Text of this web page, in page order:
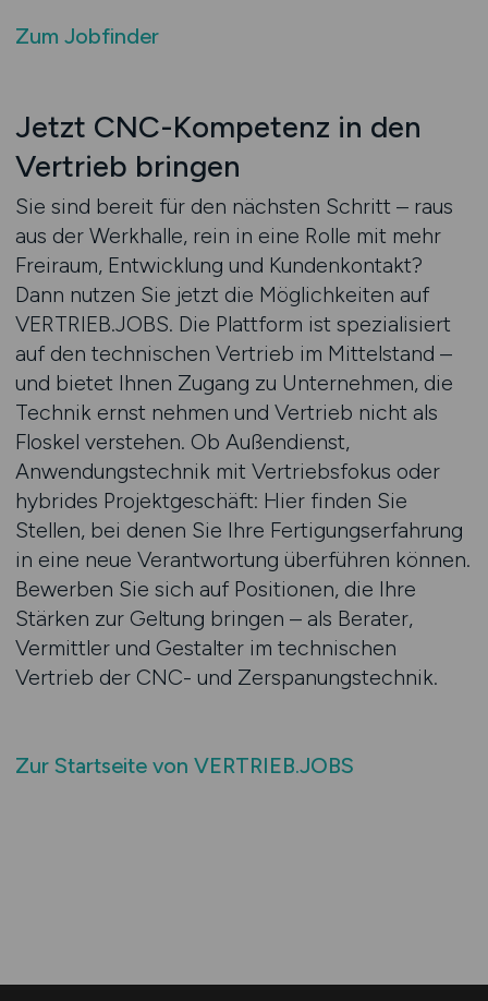
Zum Jobfinder
Jetzt CNC-Kompetenz in den
Vertrieb bringen
Sie sind bereit für den nächsten Schritt – raus
aus der Werkhalle, rein in eine Rolle mit mehr
Freiraum, Entwicklung und Kundenkontakt?
Dann nutzen Sie jetzt die Möglichkeiten auf
VERTRIEB.JOBS. Die Plattform ist spezialisiert
auf den technischen Vertrieb im Mittelstand –
und bietet Ihnen Zugang zu Unternehmen, die
Technik ernst nehmen und Vertrieb nicht als
Floskel verstehen. Ob Außendienst,
Anwendungstechnik mit Vertriebsfokus oder
hybrides Projektgeschäft: Hier finden Sie
Stellen, bei denen Sie Ihre Fertigungserfahrung
in eine neue Verantwortung überführen können.
Bewerben Sie sich auf Positionen, die Ihre
Stärken zur Geltung bringen – als Berater,
Vermittler und Gestalter im technischen
Vertrieb der CNC- und Zerspanungstechnik.
Zur Startseite von VERTRIEB.JOBS